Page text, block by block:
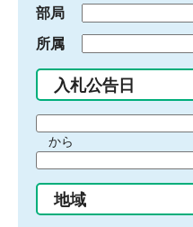
部局
所属
入札公告日
間
始
り
から
間
終
地域